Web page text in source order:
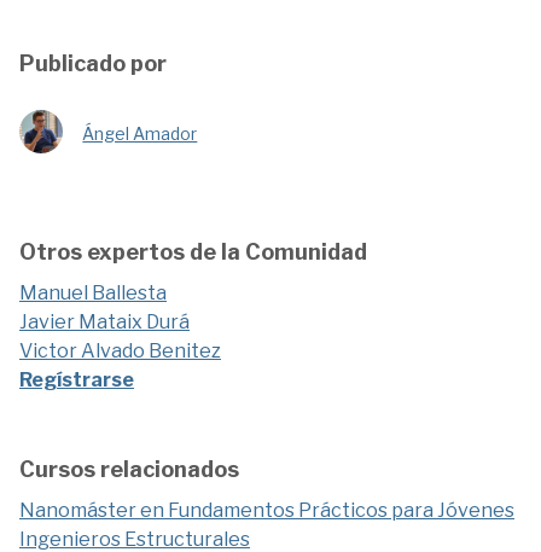
Publicado por
Ángel Amador
Otros expertos de la Comunidad
Manuel Ballesta
Javier Mataix Durá
Victor Alvado Benitez
Regístrarse
Cursos relacionados
Nanomáster en Fundamentos Prácticos para Jóvenes
Ingenieros Estructurales